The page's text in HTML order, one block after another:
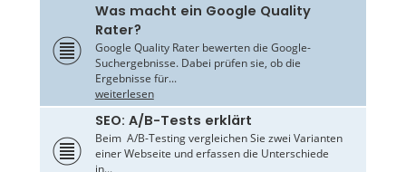
Was macht ein Google Quality
Rater?
Google Quality Rater bewerten die Google-
Suchergebnisse. Dabei prüfen sie, ob die
Ergebnisse für...
weiterlesen
SEO: A/B-Tests erklärt
Beim A/B-Testing vergleichen Sie zwei Varianten
einer Webseite und erfassen die Unterschiede
in...